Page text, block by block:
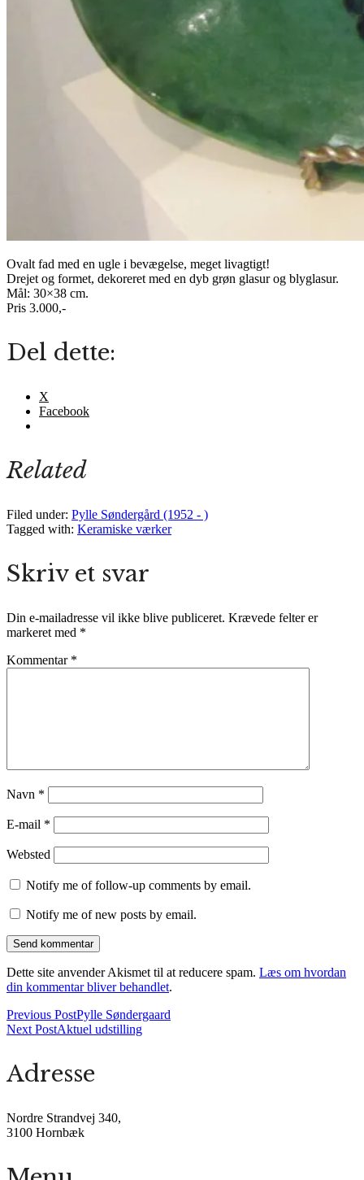
Ovalt fad med en ugle i bevægelse, meget livagtigt!
Drejet og formet, dekoreret med en dyb grøn glasur og blyglasur.
Mål: 30×38 cm.
Pris 3.000,-
Del dette:
X
Facebook
Related
Filed under: Pylle Søndergård (1952 - )
Tagged with: Keramiske værker
Skriv et svar
Din e-mailadresse vil ikke blive publiceret. Krævede felter er
markeret med *
Kommentar *
Navn *
E-mail *
Websted
Notify me of follow-up comments by email.
Notify me of new posts by email.
Dette site anvender Akismet til at reducere spam. Læs om hvordan
din kommentar bliver behandlet.
Previous PostPylle Søndergaard
Next PostAktuel udstilling
Adresse
Nordre Strandvej 340,
3100 Hornbæk